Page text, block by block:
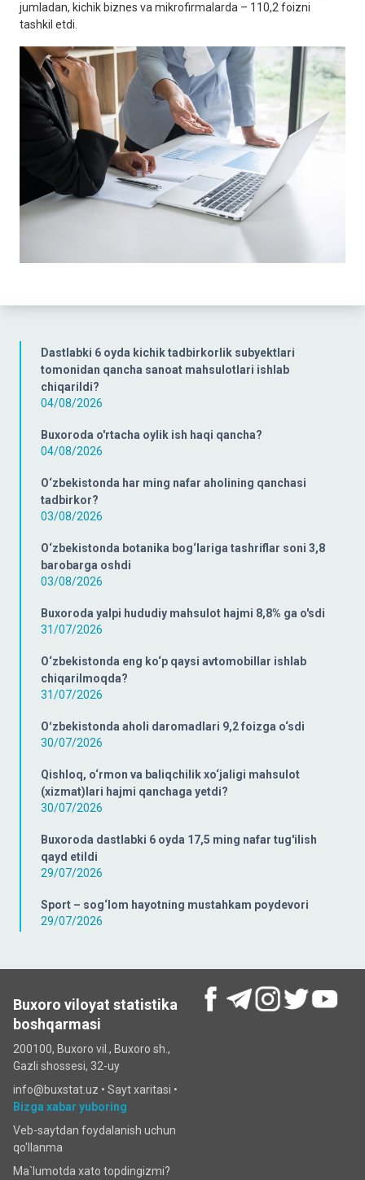
Dastlabki 6 oyda kichik tadbirkorlik subyektlari
tomonidan qancha sanoat mahsulotlari ishlab
chiqarildi?
04/08/2026
Buxoroda o'rtacha oylik ish haqi qancha?
04/08/2026
O‘zbekistonda har ming nafar aholining qanchasi
tadbirkor?
03/08/2026
O‘zbekistonda botanika bog‘lariga tashriflar soni 3,8
barobarga oshdi
03/08/2026
Buxoroda yalpi hududiy mahsulot hajmi 8,8% ga o'sdi
31/07/2026
O‘zbekistonda eng ko‘p qaysi avtomobillar ishlab
chiqarilmoqda?
31/07/2026
Oʻzbekistonda aholi daromadlari 9,2 foizga o‘sdi
30/07/2026
Qishloq, o‘rmon va baliqchilik xo‘jaligi mahsulot
(xizmat)lari hajmi qanchaga yetdi?
30/07/2026
Buxoroda dastlabki 6 oyda 17,5 ming nafar tug'ilish
qayd etildi
29/07/2026
Sport – sog‘lom hayotning mustahkam poydevori
29/07/2026
jumladan, kichik biznes va mikrofirmalarda – 110,2 foizni
tashkil etdi.
Buxoro viloyat statistika
boshqarmasi
200100, Buxoro vil., Buxoro sh.,
Gazli shossesi, 32-uy
info@buxstat.uz • Sayt xaritasi •
Bizga xabar yuboring
Veb-saytdan foydalanish uchun
qo'llanma
Ma`lumotda xato topdingizmi?